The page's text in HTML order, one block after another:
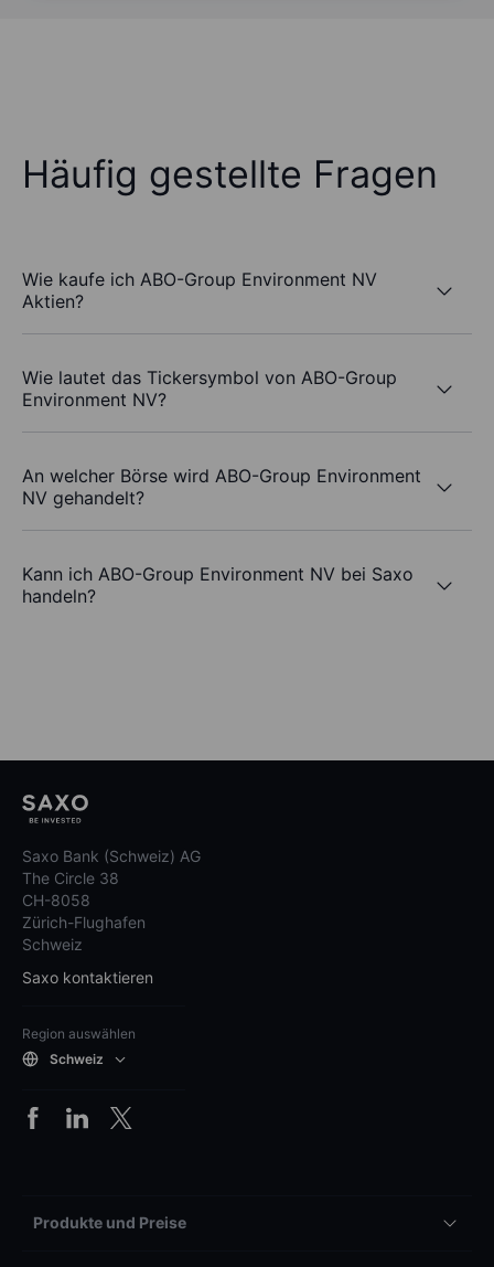
Häufig gestellte Fragen
Wie kaufe ich ABO-Group Environment NV
Aktien?
Wie lautet das Tickersymbol von ABO-Group
Environment NV?
An welcher Börse wird ABO-Group Environment
NV gehandelt?
Kann ich ABO-Group Environment NV bei Saxo
handeln?
Saxo Bank (Schweiz) AG
The Circle 38
CH-8058
Zürich-Flughafen
Schweiz
Saxo kontaktieren
Region auswählen
Schweiz
Produkte und Preise